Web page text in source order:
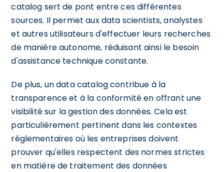
catalog sert de pont entre ces différentes
sources. Il permet aux data scientists, analystes
et autres utilisateurs d'effectuer leurs recherches
de manière autonome, réduisant ainsi le besoin
d'assistance technique constante.
De plus, un data catalog contribue à la
transparence et à la conformité en offrant une
visibilité sur la gestion des données. Cela est
particulièrement pertinent dans les contextes
réglementaires où les entreprises doivent
prouver qu'elles respectent des normes strictes
en matière de traitement des données